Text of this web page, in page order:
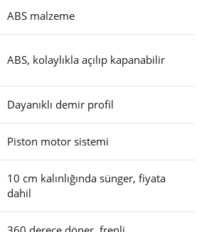
ABS malzeme
ABS, kolaylıkla açılıp kapanabilir
Dayanıklı demir profil
Piston motor sistemi
10 cm kalınlığında sünger, fiyata
dahil